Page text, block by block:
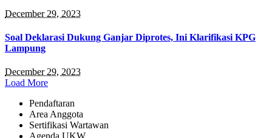
December 29, 2023
Soal Deklarasi Dukung Ganjar Diprotes, Ini Klarifikasi KPG
Lampung
December 29, 2023
Load More
Pendaftaran
Area Anggota
Sertifikasi Wartawan